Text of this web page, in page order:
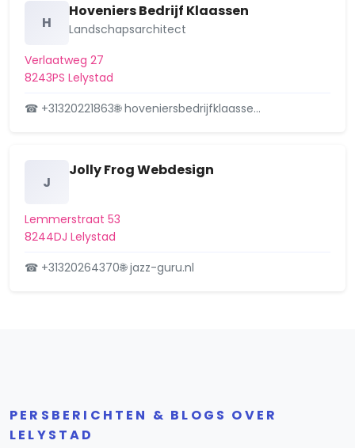
H
Hoveniers Bedrijf Klaassen
Landschapsarchitect
Verlaatweg 27
8243PS Lelystad
☎ +31320221863🌐 hoveniersbedrijfklaasse…
J
Jolly Frog Webdesign
Lemmerstraat 53
8244DJ Lelystad
☎ +31320264370🌐 jazz-guru.nl
PERSBERICHTEN & BLOGS OVER
LELYSTAD